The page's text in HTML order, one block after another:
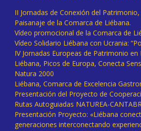
II Jornadas de Conexión del
Paisanaje de la Comarca de Liébana.
Vídeo promocional de la Comarca de
Vídeo Solidario Liébana con Ucrania:
IV Jornadas Europeas de Patrimonio en
Liébana, Picos de Europa, Conecta
Natura 2000
Liébana, Comarca de Excelencia
Presentación del Proyecto de
Rutas Autoguiadas NATUREA-
Presentación Proyecto: «Liébana
generaciones interconectando